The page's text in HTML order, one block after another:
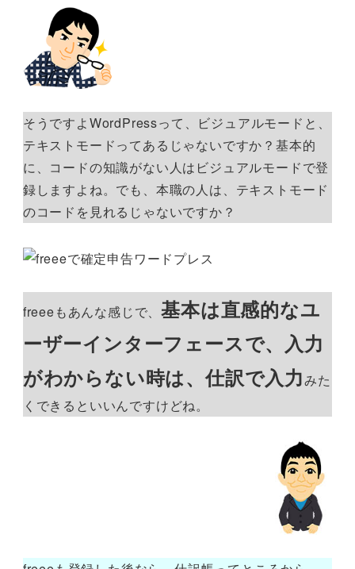
そうですよWordPressって、ビジュアルモードと、
テキストモードってあるじゃないですか？基本的
に、コードの知識がない人はビジュアルモードで登
録しますよね。でも、本職の人は、テキストモード
のコードを見れるじゃないですか？
freeeもあんな感じで、基本は直感的なユ
ーザーインターフェースで、入力
がわからない時は、仕訳で入力みた
くできるといいんですけどね。